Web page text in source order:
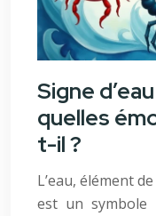
Signe
quelles
t-il ?
L’eau, élément
est un symbole